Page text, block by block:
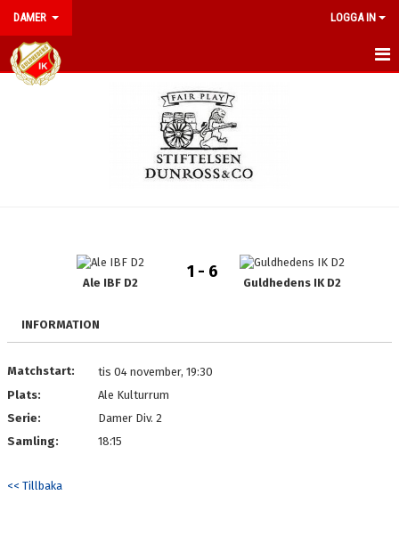
DAMER LOGGA IN
HEM
KONTAKT
Ale IBF D2
1 - 6
Guldhedens IK D2
INFORMATION
Matchstart:
tis 04 november, 19:30
Plats:
Ale Kulturrum
Serie:
Damer Div. 2
Samling:
18:15
<< Tillbaka